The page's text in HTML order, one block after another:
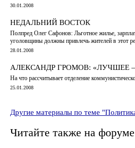
30.01.2008
НЕДАЛЬНИЙ ВОСТОК
Полпред Олег Сафонов: Льготное жилье,
уголовщины должны привлечь жителей в этот
28.01.2008
АЛЕКСАНДР ГРОМОВ: «ЛУЧШЕЕ
На что рассчитывает отделение
25.01.2008
Другие материалы по теме
Читайте также на форуме